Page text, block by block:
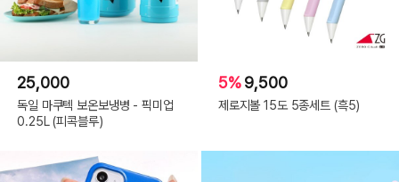
25,000
독일 마쿠텍 보온보냉병 - 픽미업
0.25L (피콕블루)
5%9,500
제로지볼 15도 5종세트 (흑5)